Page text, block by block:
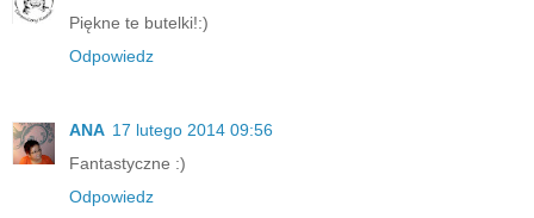
Piękne te butelki!:)
Odpowiedz
ANA 17 lutego 2014 09:56
Fantastyczne :)
Odpowiedz